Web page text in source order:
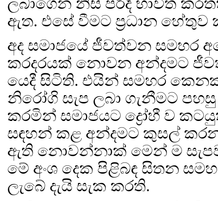
ඇත. එසේ වීමට ප්‍රධාන හේතුව
අද සමාජයේ ජීවත්වන සමහර
කරදරයක් නොවන අන්දමට
යෙදී සිටිති. එයින් සමහර
නිරෝගි සැප ලබා ගැනීමට
කරමින් සමාජයට ද්‍රෝහී ව
සඳහන් කළ අන්දමට කුසල්
ඇති නොවන්නාක් මෙන් ම
මේ අංශ දෙක පිළිබඳ සිතන
ලැබේ දැයි සැක කරති.